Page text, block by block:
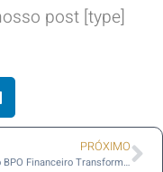
post [type]
PRÓXIMO
Como o BPO Financeiro Transformou a Gestão da Alles Blau